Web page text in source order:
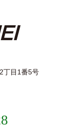
丁⽬1番5号